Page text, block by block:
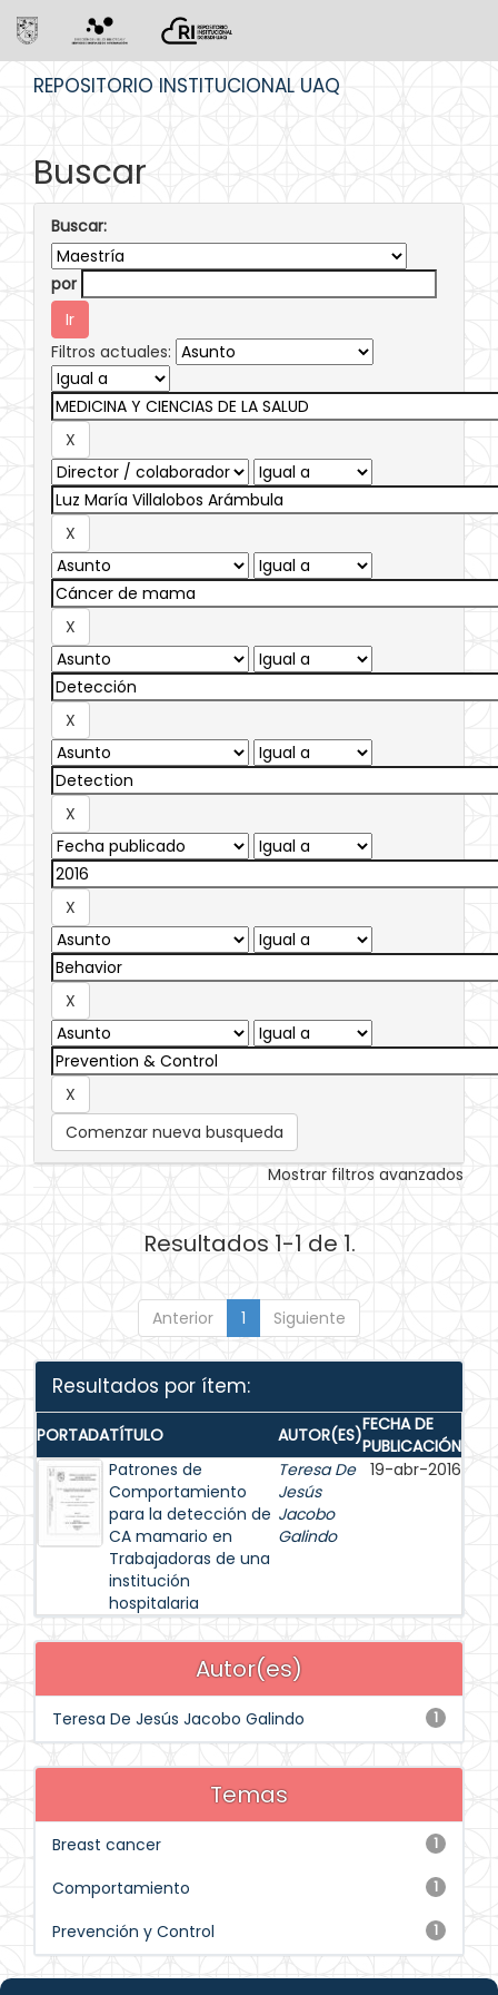
REPOSITORIO INSTITUCIONAL UAQ
Buscar
Buscar:
por
Filtros actuales:
Comenzar nueva busqueda
Mostrar filtros avanzados
Resultados 1-1 de 1.
Anterior 1 Siguiente
Resultados por ítem:
PORTADATÍTULO AUTOR(ES)FECHA DE
PUBLICACIÓN
Patrones de
Comportamiento
para la detección de
CA mamario en
Trabajadoras de una
institución
hospitalaria
Teresa De
Jesús
Jacobo
Galindo
19-abr-2016
Autor(es)
1
Teresa De Jesús Jacobo Galindo
Temas
1
Breast cancer
1
Comportamiento
1
Prevención y Control